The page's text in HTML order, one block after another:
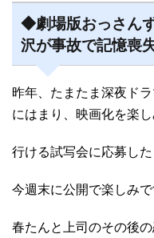
◆劇場版おっさん
沢が事故で記憶喪
昨年、たまたま深夜ド
にはまり、映画化を楽し
行ける試写会に応募した
今週末に公開で楽しみで
春たんと上司のその後